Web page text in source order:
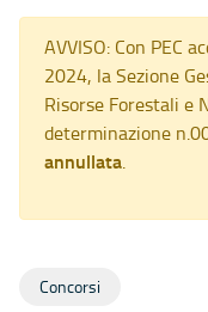
AVVISO: Con PEC
2024, la Sezione
Risorse Forestali e
determinazione
annullata.
Concorsi